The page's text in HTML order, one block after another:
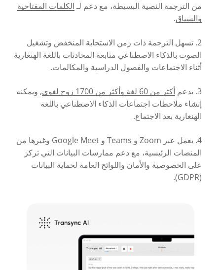
من الترجمة النصية البسيطة، مع دعم لـالكلمات المفتاحية
والسياق.
2. تسهل الترجمة ذات زمن الاستجابة المنخفض وتشغيل
الصوت بالذكاء الاصطناعي متابعة المحادثات باللغة الهنغارية
أثناء الاجتماعات والفصول الدراسية والمكالمات.
3. يدعم أكثر من 60 لغة وأكثر من 1700 زوج لغوي
, ويمكنه
إنشاء ملاحظات اجتماعات الذكاء الاصطناعي باللغة
الهنغارية بعد الاجتماع.
4. يعمل عبر Zoom و Teams و Google Meet وغيرها من
المنصات الرئيسية، مع دعم ممارسات البيانات التي تركز
على الخصوصية والأمان واللوائح العامة لحماية البيانات
(GDPR).